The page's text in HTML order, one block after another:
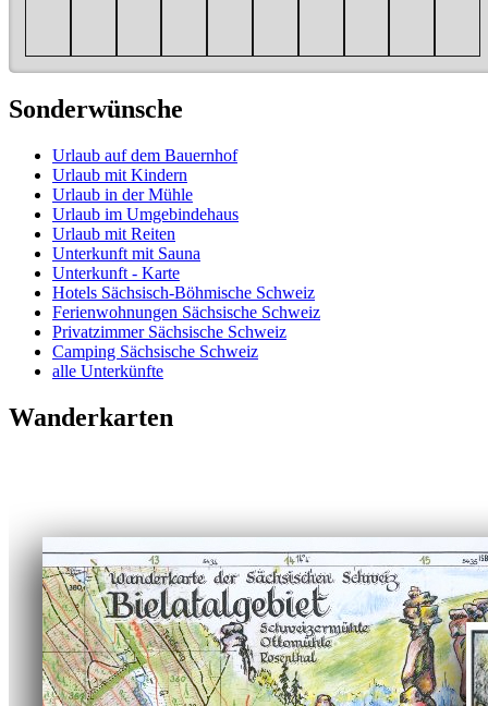
Sonderwünsche
Urlaub auf dem Bauernhof
Urlaub mit Kindern
Urlaub in der Mühle
Urlaub im Umgebindehaus
Urlaub mit Reiten
Unterkunft mit Sauna
Unterkunft - Karte
Hotels Sächsisch-Böhmische Schweiz
Ferienwohnungen Sächsische Schweiz
Privatzimmer Sächsische Schweiz
Camping Sächsische Schweiz
alle Unterkünfte
Wanderkarten